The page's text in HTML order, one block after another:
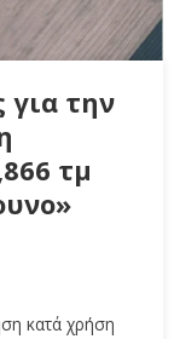
για την
τμ
κατά χρήση